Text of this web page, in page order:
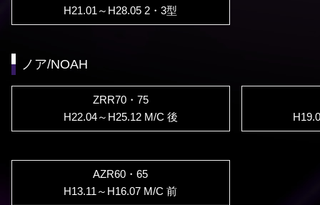
H21.01～H28.05 2・3型
ノア/NOAH
ZRR70・75
H22.04～H25.12 M/C 後
AZR60・65
H13.11～H16.07 M/C 前